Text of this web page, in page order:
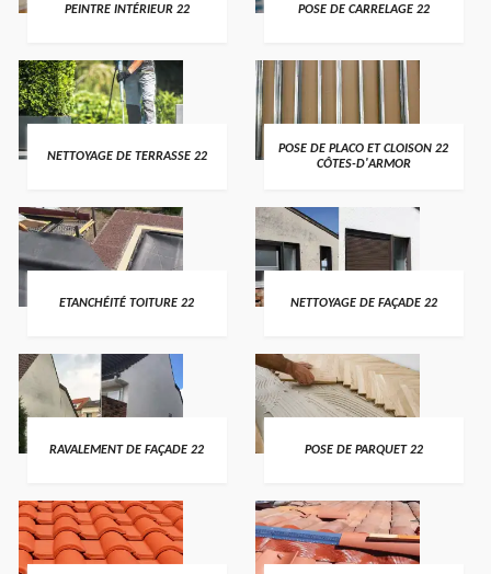
PEINTRE INTÉRIEUR 22 POSE DE CARRELAGE 22
NETTOYAGE DE TERRASSE 22
POSE DE PLACO ET CLOISON 22
CÔTES-D'ARMOR
ETANCHÉITÉ TOITURE 22 NETTOYAGE DE FAÇADE 22
RAVALEMENT DE FAÇADE 22 POSE DE PARQUET 22